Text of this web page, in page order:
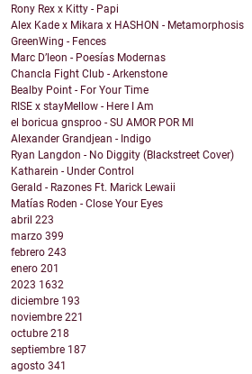
Rony Rex x Kitty - Papi
Alex Kade x Mikara x HASHON - Metamorphosis
GreenWing - Fences
Marc D’leon - Poesías Modernas
Chancla Fight Club - Arkenstone
Bealby Point - For Your Time
RISE x stayMellow - Here I Am
el boricua gnsproo - SU AMOR POR MI
Alexander Grandjean - Indigo
Ryan Langdon - No Diggity (Blackstreet Cover)
Katharein - Under Control
Gerald - Razones Ft. Marick Lewaii
Matías Roden - Close Your Eyes
abril 223
marzo 399
febrero 243
enero 201
2023 1632
diciembre 193
noviembre 221
octubre 218
septiembre 187
agosto 341